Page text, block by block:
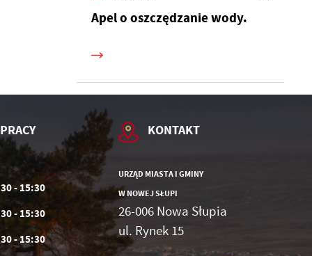
Apel o oszczędzanie wody.
- 15:30
- 15:30
- 15:30
KONTAKT
URZĄD MIASTA I GMINY
W NOWEJ SŁUPI
26-006 Nowa Słupia
ul. Rynek 15